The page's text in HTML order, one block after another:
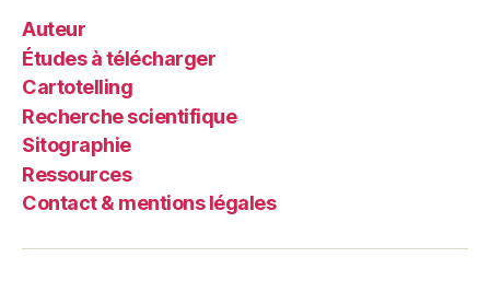
Auteur
Études à télécharger
Cartotelling
Recherche scientifique
Sitographie
Ressources
Contact & mentions légales